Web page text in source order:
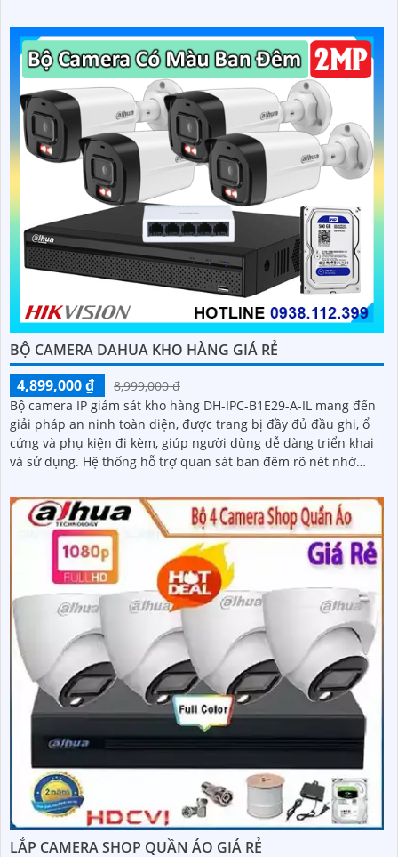
BỘ CAMERA DAHUA KHO HÀNG GIÁ RẺ
4,899,000 ₫
8,999,000 ₫
Bộ camera IP giám sát kho hàng DH-IPC-B1E29-A-IL mang đến
giải pháp an ninh toàn diện, được trang bị đầy đủ đầu ghi, ổ
cứng và phụ kiện đi kèm, giúp người dùng dễ dàng triển khai
và sử dụng. Hệ thống hỗ trợ quan sát ban đêm rõ nét nhờ
khả năng phát hiện chuyển động thông minh, giúp đảm bảo
an toàn tuyệt đối cho khu vực kho hàng
LẮP CAMERA SHOP QUẦN ÁO GIÁ RẺ